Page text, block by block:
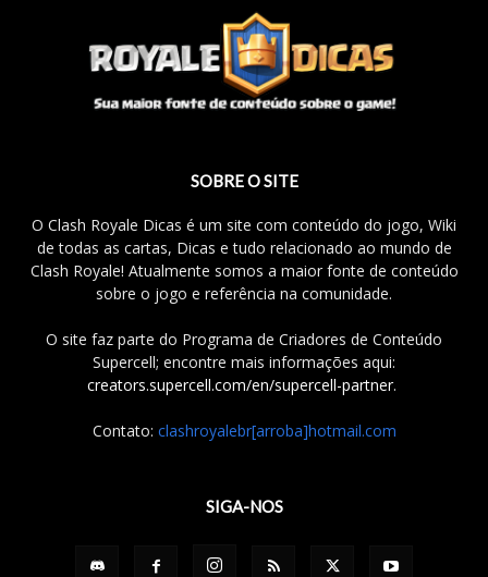
SOBRE O SITE
O Clash Royale Dicas é um site com conteúdo do jogo, Wiki
de todas as cartas, Dicas e tudo relacionado ao mundo de
Clash Royale! Atualmente somos a maior fonte de conteúdo
sobre o jogo e referência na comunidade.
O site faz parte do Programa de Criadores de Conteúdo
Supercell; encontre mais informações aqui:
creators.supercell.com/en/supercell-partner.
Contato: clashroyalebr[arroba]hotmail.com
SIGA-NOS